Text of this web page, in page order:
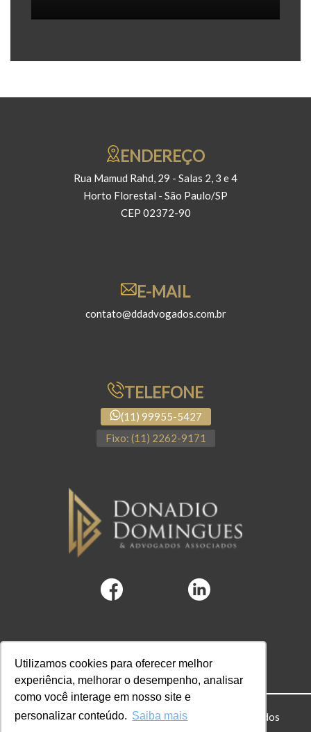
Utilizamos cookies para oferecer melhor
experiência, melhorar o desempenho, analisar
como você interage em nosso site e
personalizar conteúdo. Saiba mais
ENDEREÇO
Rua Mamud Rahd, 29 - Salas 2, 3 e 4
Horto Florestal - São Paulo/SP
CEP 02372-90
E-MAIL
contato@ddadvogados.com.br
TELEFONE
(11) 99955-5427
Fixo: (11) 2262-9171
© 2022 DD Advogados. Todos os direitos reservados